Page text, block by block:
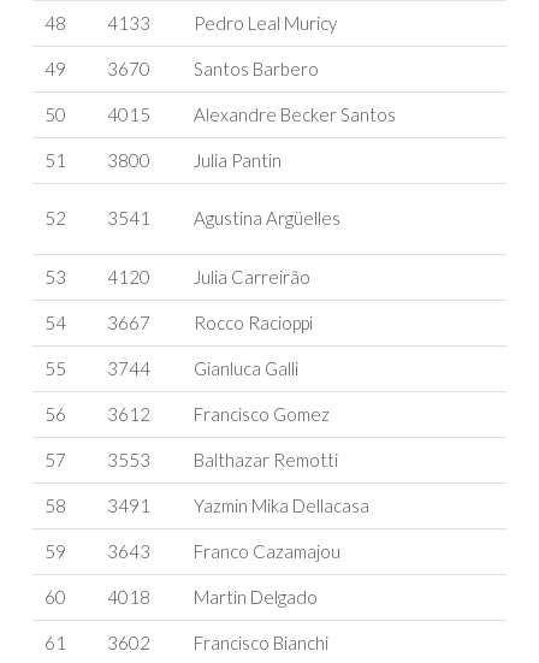
48 4133 Pedro Leal Muricy
49 3670 Santos Barbero
50 4015 Alexandre Becker Santos
51 3800 Julia Pantin
52 3541 Agustina Argüelles
53 4120 Julia Carreirão
54 3667 Rocco Racioppi
55 3744 Gianluca Galli
56 3612 Francisco Gomez
57 3553 Balthazar Remotti
58 3491 Yazmin Mika Dellacasa
59 3643 Franco Cazamajou
60 4018 Martin Delgado
61 3602 Francisco Bianchi